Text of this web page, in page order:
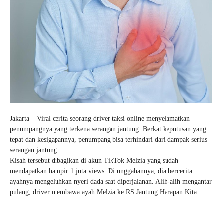
Jakarta – Viral cerita seorang driver taksi online menyelamatkan
penumpangnya yang terkena serangan jantung. Berkat keputusan yang
tepat dan kesigapannya, penumpang bisa terhindari dari dampak serius
serangan jantung.
Kisah tersebut dibagikan di akun TikTok Melzia yang sudah
mendapatkan hampir 1 juta views. Di unggahannya, dia bercerita
ayahnya mengeluhkan nyeri dada saat diperjalanan. Alih-alih mengantar
pulang, driver membawa ayah Melzia ke RS Jantung Harapan Kita.